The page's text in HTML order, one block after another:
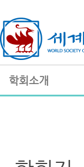
학회소개